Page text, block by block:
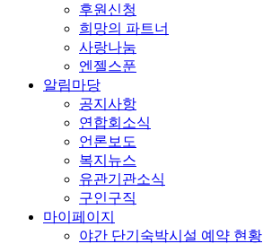
후원신청
희망의 파트너
사랑나눔
엔젤스푼
알림마당
공지사항
연합회소식
언론보도
복지뉴스
유관기관소식
구인구직
마이페이지
야간 단기숙박시설 예약 현황